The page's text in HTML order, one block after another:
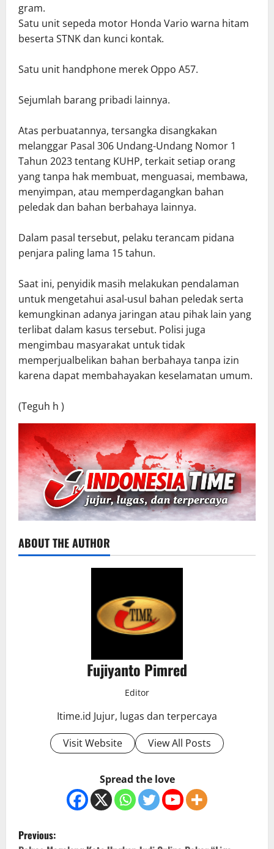
gram.
Satu unit sepeda motor Honda Vario warna hitam
beserta STNK dan kunci kontak.
Satu unit handphone merek Oppo A57.
Sejumlah barang pribadi lainnya.
Atas perbuatannya, tersangka disangkakan
melanggar Pasal 306 Undang-Undang Nomor 1
Tahun 2023 tentang KUHP, terkait setiap orang
yang tanpa hak membuat, menguasai, membawa,
menyimpan, atau memperdagangkan bahan
peledak dan bahan berbahaya lainnya.
Dalam pasal tersebut, pelaku terancam pidana
penjara paling lama 15 tahun.
Saat ini, penyidik masih melakukan pendalaman
untuk mengetahui asal-usul bahan peledak serta
kemungkinan adanya jaringan atau pihak lain yang
terlibat dalam kasus tersebut. Polisi juga
mengimbau masyarakat untuk tidak
memperjualbelikan bahan berbahaya tanpa izin
karena dapat membahayakan keselamatan umum.
(Teguh h )
ABOUT THE AUTHOR
Fujiyanto Pimred
Editor
Itime.id Jujur, lugas dan terpercaya
Visit Website
View All Posts
Spread the love
P
Previous: